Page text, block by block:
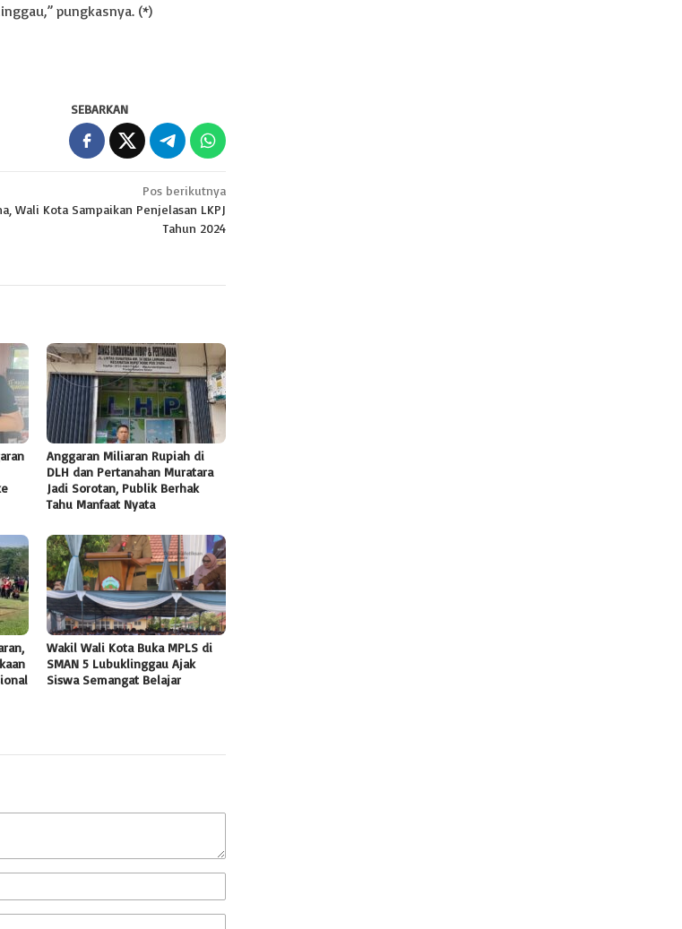
pungkasnya. (*)
SEBARKAN
Pos berikutnya
Wali Kota Sampaikan Penjelasan LKPJ
Tahun 2024
Anggaran Miliaran Rupiah di
DLH dan Pertanahan Muratara
Jadi Sorotan, Publik Berhak
Tahu Manfaat Nyata
Wakil Wali Kota Buka MPLS di
SMAN 5 Lubuklinggau Ajak
Siswa Semangat Belajar